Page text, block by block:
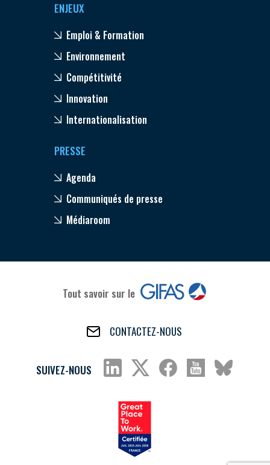
ENJEUX
Emploi & Formation
Environnement
Compétitivité
Innovation
Internationalisation
PRESSE
Agenda
Communiqués de presse
Médiaroom
Tout savoir sur le
CONTACTEZ-NOUS
SUIVEZ-NOUS